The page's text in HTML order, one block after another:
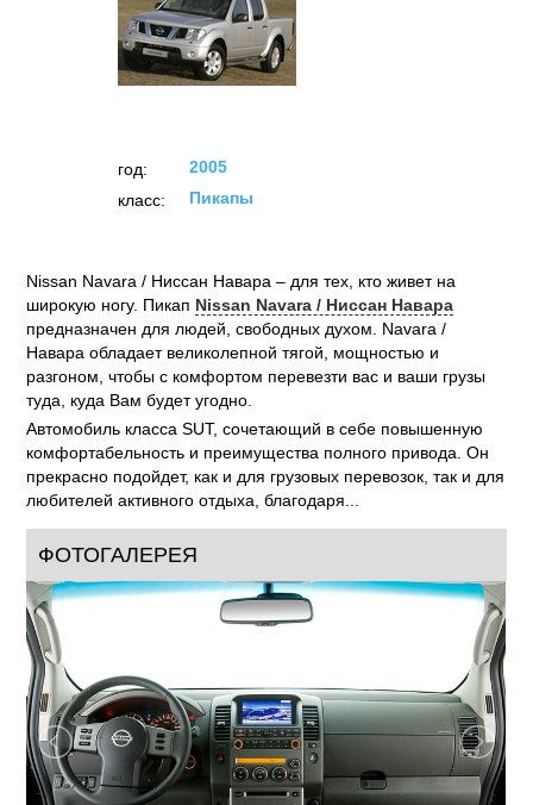
год:
2005
класс:
Пикапы
Nissan Navara / Ниссан Навара – для тех, кто живет на
широкую ногу. Пикап Nissan Navara / Ниссан Навара
предназначен для людей, свободных духом. Navara /
Навара обладает великолепной тягой, мощностью и
разгоном, чтобы с комфортом перевезти вас и ваши грузы
туда, куда Вам будет угодно.
Автомобиль класса SUT, сочетающий в себе повышенную
комфортабельность и преимущества полного привода. Он
прекрасно подойдет, как и для грузовых перевозок, так и для
любителей активного отдыха, благодаря...
ФОТОГАЛЕРЕЯ